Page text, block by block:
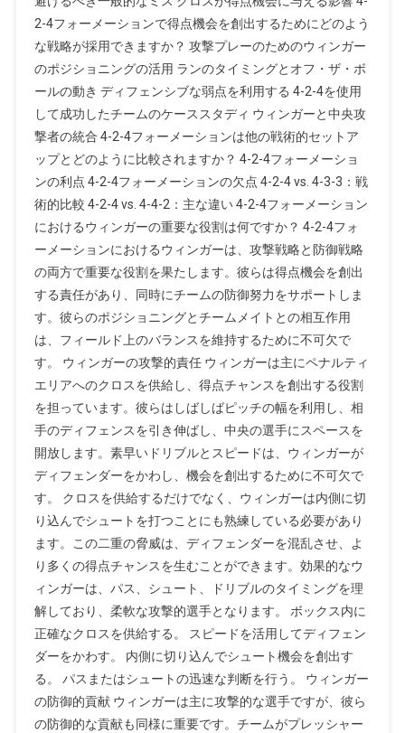
割、
ク
ロ
術、
得
点
機
会
2-4フォーメーションで得点機会を創出するためにどのよう
な戦略が採用できますか？ 攻撃プレーのためのウィンガー
のポジショニングの活用 ランのタイミングとオフ・ザ・ボ
ールの動き ディフェンシブな弱点を利用する 4-2-4を使用
して成功したチームのケーススタディ ウィンガーと中央攻
撃者の統合 4-2-4フォーメーションは他の戦術的セットア
ップとどのように比較されますか？ 4-2-4フォーメーショ
ンの利点 4-2-4フォーメーションの欠点 4-2-4 vs. 4-3-3：戦
術的比較 4-2-4 vs. 4-4-2：主な違い 4-2-4フォーメーション
におけるウィンガーの重要な役割は何ですか？ 4-2-4フォ
ーメーションにおけるウィンガーは、攻撃戦略と防御戦略
の両方で重要な役割を果たします。彼らは得点機会を創出
する責任があり、同時にチームの防御努力をサポートしま
す。彼らのポジショニングとチームメイトとの相互作用
は、フィールド上のバランスを維持するために不可欠で
す。 ウィンガーの攻撃的責任 ウィンガーは主にペナルティ
エリアへのクロスを供給し、得点チャンスを創出する役割
を担っています。彼らはしばしばピッチの幅を利用し、相
手のディフェンスを引き伸ばし、中央の選手にスペースを
開放します。素早いドリブルとスピードは、ウィンガーが
ディフェンダーをかわし、機会を創出するために不可欠で
す。 クロスを供給するだけでなく、ウィンガーは内側に切
り込んでシュートを打つことにも熟練している必要があり
ます。この二重の脅威は、ディフェンダーを混乱させ、よ
り多くの得点チャンスを生むことができます。効果的なウ
ィンガーは、パス、シュート、ドリブルのタイミングを理
解しており、柔軟な攻撃的選手となります。 ボックス内に
正確なクロスを供給する。 スピードを活用してディフェン
ダーをかわす。 内側に切り込んでシュート機会を創出す
る。 パスまたはシュートの迅速な判断を行う。 ウィンガー
の防御的貢献 ウィンガーは主に攻撃的な選手ですが、彼ら
の防御的な貢献も同様に重要です。チームがプレッシャー